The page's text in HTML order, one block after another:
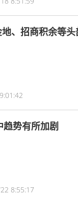
、招商积余等
势有所加剧
8:55:17